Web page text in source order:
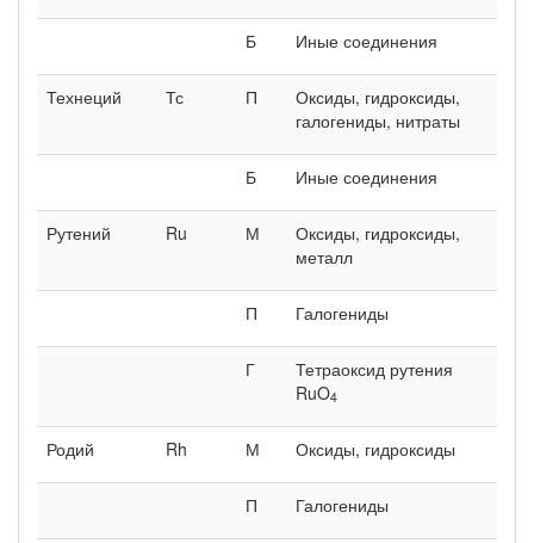
Б Иные соединения
Технеций Тс П
Оксиды, гидроксиды,
галогениды, нитраты
Б Иные соединения
Рутений Ru М
Оксиды, гидроксиды,
металл
П Галогениды
Г
Тетраоксид рутения
RuO4
Родий Rh М Оксиды, гидроксиды
П Галогениды